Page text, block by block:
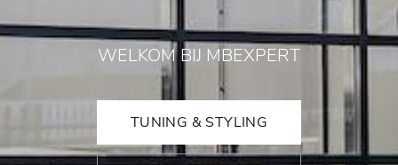
WELKOM BIJ MBEXPERT
TUNING & STYLING